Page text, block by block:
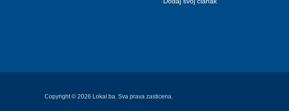
Copyright © 2026 Lokal.ba. Sva prava zasticena.